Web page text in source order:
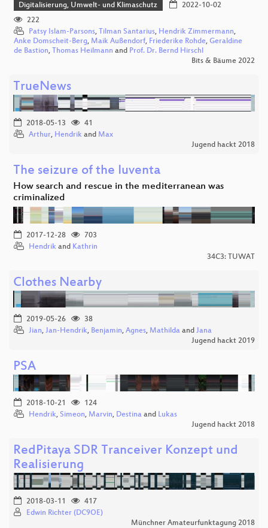
Digitalisierung, Umwelt- und Klimaschutz
2022-10-02
222
Patsy Islam-Parsons, Tilman Santarius, Hendrik Zimmermann,
Anke Domscheit-Berg, Maik Außendorf, Friederike Rohde, Geraldine
de Bastion, Thomas Heilmann and Prof. Dr. Bernd Hirschl
Bits & Bäume 2022
TrueNews
2018-05-13
41
Arthur, Hendrik and Max
Jugend hackt 2018
The seizure of the Iuventa
How search and rescue in the mediterranean was
criminalized
2017-12-28
703
Hendrik and Kathrin
34C3: TUWAT
Clothes Nearby
2019-05-26
38
Jian, Jan-Hendrik, Benjamin, Agnes, Mathilda and Jana
Jugend hackt 2019
PSA
2018-10-21
124
Hendrik, Simeon, Marvin, Destina and Lukas
Jugend hackt 2018
RedPitaya SDR Tranceiver Konzept und
Realisierung
2018-03-11
417
Edwin Richter (DC9OE)
Münchner Amateurfunktagung 2018